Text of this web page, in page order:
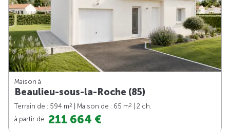
Maison à
Beaulieu-sous-la-Roche (85)
Terrain de : 594 m2 | Maison de : 65 m2
| 2 ch.
à partir de 211 664 €